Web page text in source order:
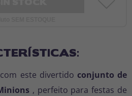
este divertido conjunto de
, perfeito para festas de